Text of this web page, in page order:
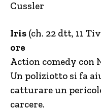
Cussler
Iris (ch. 22 dtt, 11
ore
Action comedy con
Un poliziotto si fa
catturare un
carcere.